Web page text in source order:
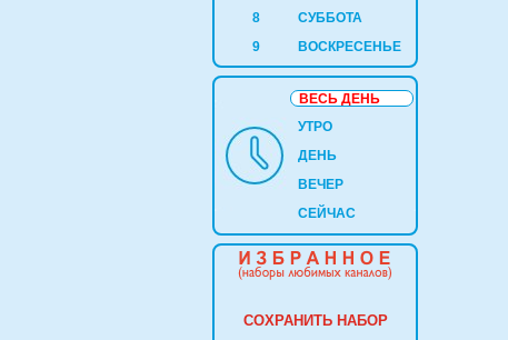
8
СУББОТА
9
ВОСКРЕСЕНЬЕ
ВЕСЬ ДЕНЬ
УТРО
ДЕНЬ
ВЕЧЕР
СЕЙЧАС
СОХРАНИТЬ НАБОР